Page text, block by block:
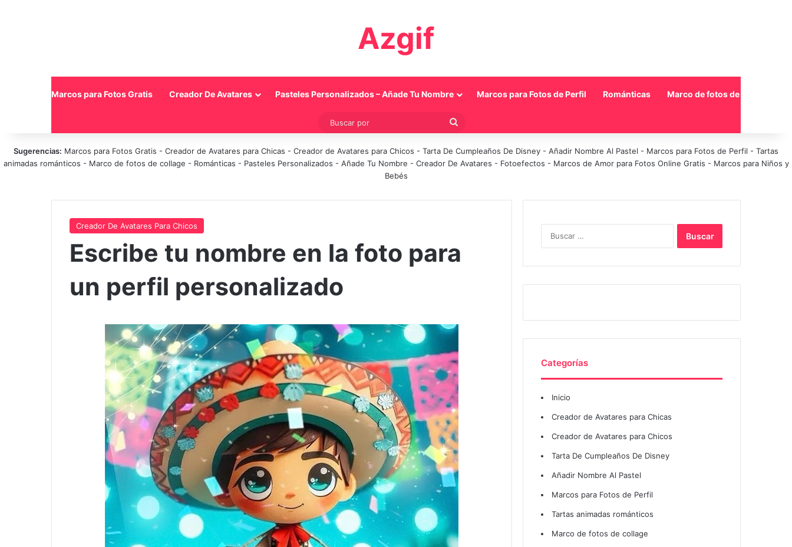
Azgif
Marcos para Fotos Gratis Creador De Avatares Pasteles Personalizados – Añade Tu Nombre Marcos para Fotos de Perfil Románticas Marco de fotos de collage
Buscar
Sugerencias: Marcos para Fotos Gratis - Creador de Avatares para Chicas - Creador de Avatares para Chicos - Tarta De Cumpleaños De Disney - Añadir Nombre Al Pastel - Marcos para Fotos de Perfil - Tartas
animadas románticos - Marco de fotos de collage - Románticas - Pasteles Personalizados - Añade Tu Nombre - Creador De Avatares - Fotoefectos - Marcos de Amor para Fotos Online Gratis - Marcos para Niños y
Bebés
Creador De Avatares Para Chicos
Escribe tu nombre en la foto para
un perfil personalizado
Categorías
Inicio
Creador de Avatares para Chicas
Creador de Avatares para Chicos
Tarta De Cumpleaños De Disney
Añadir Nombre Al Pastel
Marcos para Fotos de Perfil
Tartas animadas románticos
Marco de fotos de collage